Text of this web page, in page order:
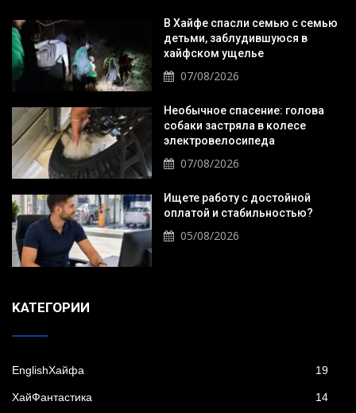
В Хайфе спасли семью с семью
детьми, заблудившуюся в
хайфском ущелье
07/08/2026
Необычное спасение: голова
собаки застряла в колесе
электровелосипеда
07/08/2026
Ищете работу с достойной
оплатой и стабильностью?
05/08/2026
KАТЕГОРИИ
EnglishХайфа 19
XайФантастика 14